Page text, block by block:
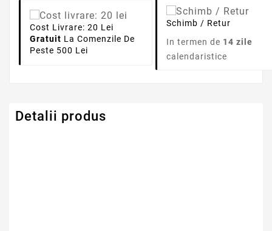
Cost Livrare: 20 Lei
Gratuit La Comenzile De
Peste 500 Lei
Schimb / Retur
In termen de 14 zile
calendaristice
Detalii produs